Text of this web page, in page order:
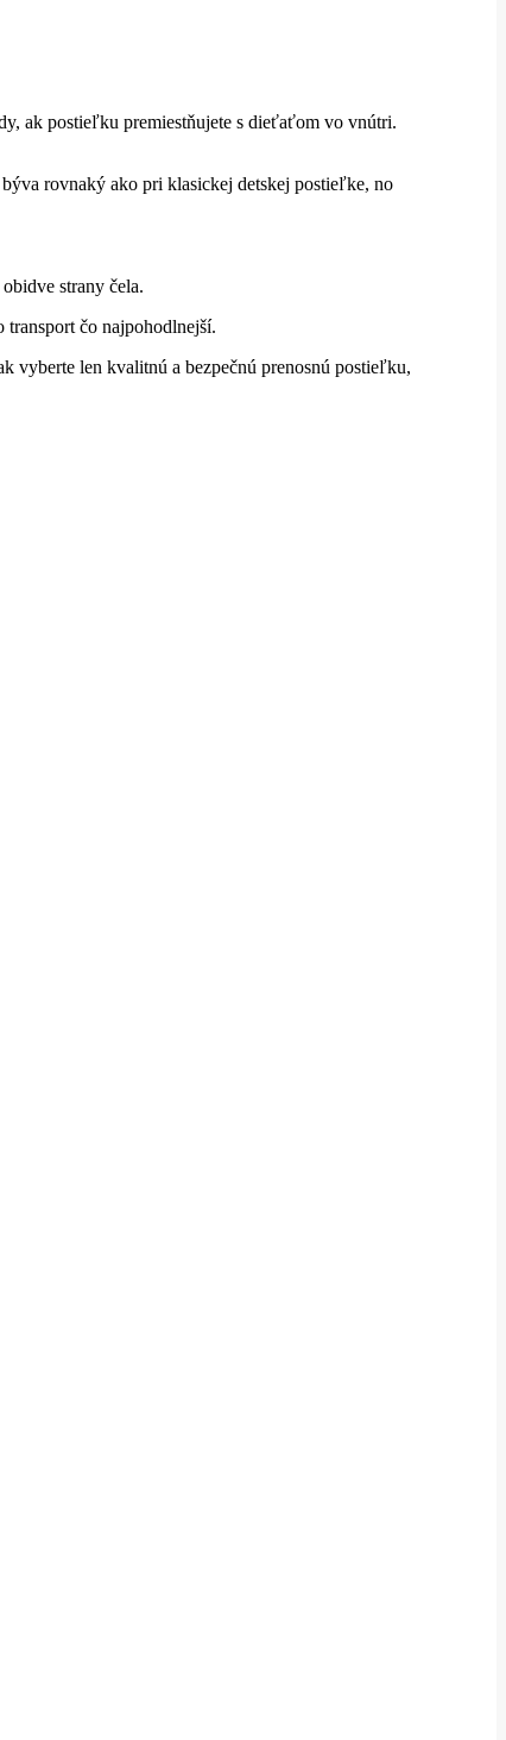
ak postieľku premiestňujete s dieťaťom vo vnútri.
rovnaký ako pri klasickej detskej postieľke, no
strany čela.
čo najpohodlnejší.
vyberte len kvalitnú a bezpečnú prenosnú postieľku,